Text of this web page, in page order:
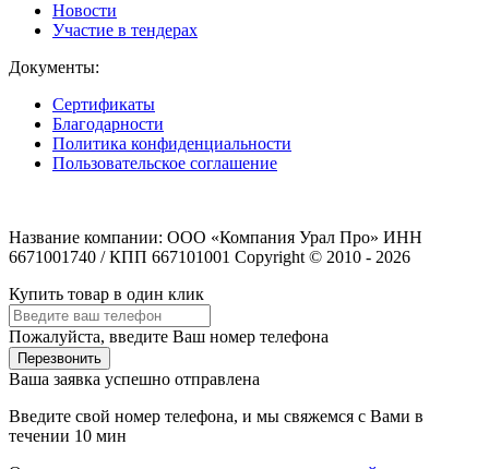
Новости
Участие в тендерах
Документы:
Сертификаты
Благодарности
Политика конфиденциальности
Пользовательское соглашение
Название компании: ООО «Компания Урал Про» ИНН
6671001740 / КПП 667101001 Copyright © 2010 - 2026
Купить товар в один клик
Пожалуйста, введите Ваш номер телефона
Перезвонить
Ваша заявка успешно отправлена
Введите свой номер телефона, и мы свяжемся с Вами в
течении 10 мин